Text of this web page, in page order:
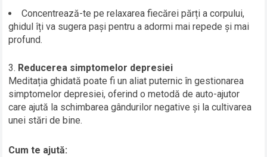
Concentrează-te pe relaxarea fiecărei părți a corpului,
ghidul îți va sugera pași pentru a adormi mai repede și mai
profund.
Reducerea simptomelor depresiei
Meditația ghidată poate fi un aliat puternic în gestionarea
simptomelor depresiei, oferind o metodă de auto-ajutor
care ajută la schimbarea gândurilor negative și la cultivarea
unei stări de bine.
Cum te ajută: